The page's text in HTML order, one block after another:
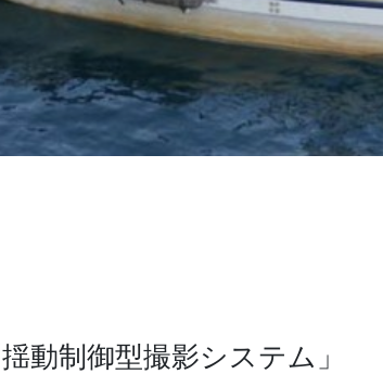
動制御型撮影システム」